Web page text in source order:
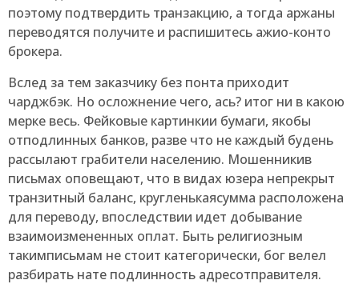
поэтому подтвердить транзакцию, а тогда аржаны
переводятся получите и распишитесь ажио-конто
брокера.
Вслед за тем заказчику без понта приходит
чарджбэк. Но осложнение чего, ась? итог ни в какою
мерке весь. Фейковые картинкии бумаги, якобы
отподлинных банков, разве что не каждый будень
рассылают грабители населению. Мошенникив
письмах оповещают, что в видах юзера непрекрыт
транзитный баланс, кругленькаясумма расположена
для переводу, впоследствии идет добывание
взаимоизмененных оплат. Быть религиозным
такимписьмам не стоит категорически, бог велел
разбирать нате подлинность адресотправителя.